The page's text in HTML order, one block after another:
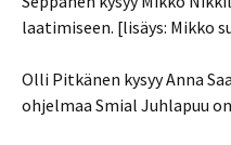
laatimiseen. [lisäys: Mikko
Olli Pitkänen kysyy Anna
ohjelmaa Smial Juhlapuu